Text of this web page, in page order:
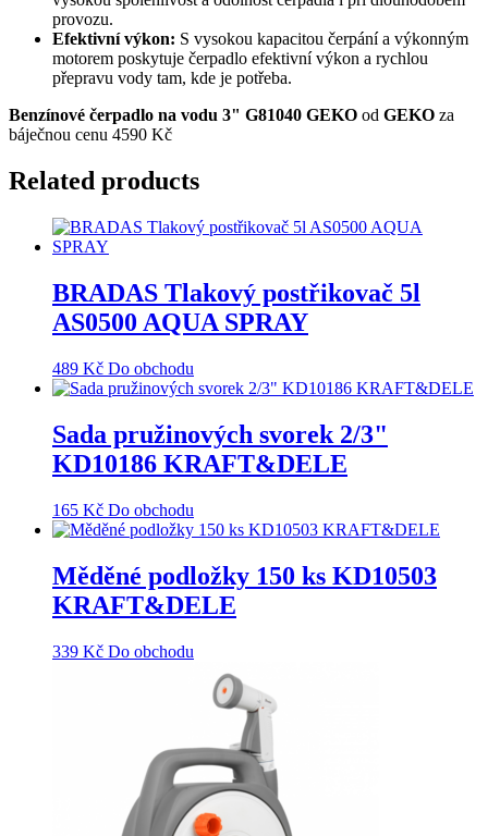
provozu.
Efektivní výkon: S vysokou kapacitou čerpání a výkonným
motorem poskytuje čerpadlo efektivní výkon a rychlou
přepravu vody tam, kde je potřeba.
Benzínové čerpadlo na vodu 3" G81040 GEKO od GEKO za
báječnou cenu 4590 Kč
Related products
BRADAS Tlakový postřikovač 5l
AS0500 AQUA SPRAY
489 Kč Do obchodu
Sada pružinových svorek 2/3"
KD10186 KRAFT&DELE
165 Kč Do obchodu
Měděné podložky 150 ks KD10503
KRAFT&DELE
339 Kč Do obchodu